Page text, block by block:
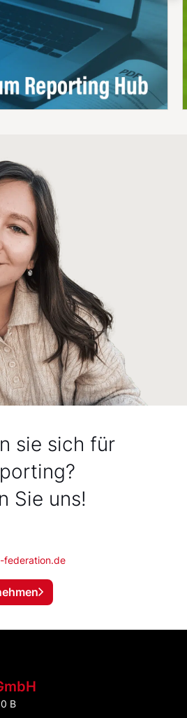
sie sich für
Sie uns!
federation.de
B